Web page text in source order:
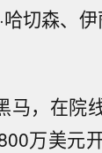
切森、
马，在院
万美元